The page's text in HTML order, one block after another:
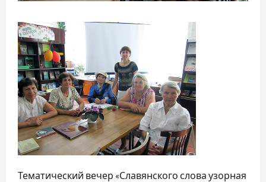
Тематический вечер «Славянского слова узорная